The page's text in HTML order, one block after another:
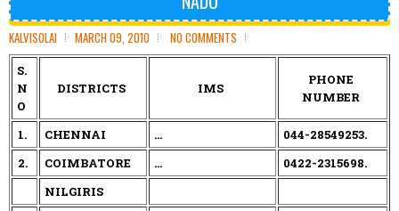
KALVISOLAI MARCH 09, 2010 NO COMMENTS
S.
N
O
DISTRICTS IMS
PHONE
NUMBER
1. CHENNAI ...
044-28549253.
2.
COIMBATORE ...
0422-2315698.
NILGIRIS